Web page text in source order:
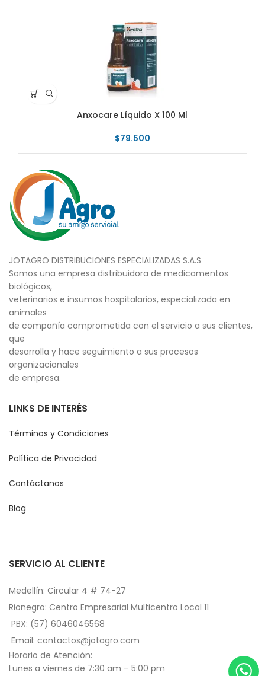
Anxocare Líquido X 100 Ml
$79.500
JOTAGRO DISTRIBUCIONES ESPECIALIZADAS S.A.S
Somos una empresa distribuidora de medicamentos
biológicos,
veterinarios e insumos hospitalarios, especializada en
animales
de compañía comprometida con el servicio a sus clientes,
que
desarrolla y hace seguimiento a sus procesos
organizacionales
de empresa.
LINKS DE INTERÉS
Términos y Condiciones
Política de Privacidad
Contáctanos
Blog
SERVICIO AL CLIENTE
Medellín: Circular 4 # 74-27
Rionegro: Centro Empresarial Multicentro Local 11
PBX: (57) 6046046568
Email: contactos@jotagro.com
Horario de Atención:
Lunes a viernes de 7:30 am – 5:00 pm